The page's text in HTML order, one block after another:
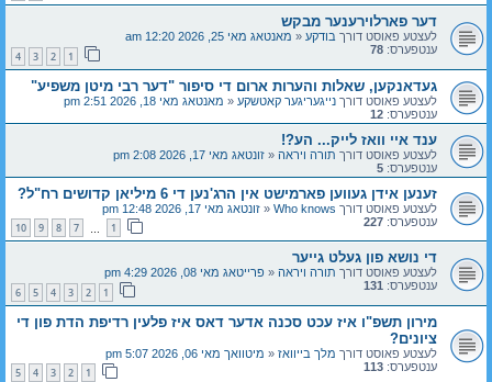
דער פארלוירענער מבקש
לעצטע פאוסט דורך בודקע « מאנטאג מאי 25, 2026 12:20 am
ענטפערס: 78
1
2
3
4
געדאנקען, שאלות והערות ארום די סיפור "דער רבי מיטן משפיע"
לעצטע פאוסט דורך נייגעריגער קאטשקע « מאנטאג מאי 18, 2026 2:51 pm
ענטפערס: 12
ענד איי וואז לייק... הע?!
לעצטע פאוסט דורך תורה ויראה « זונטאג מאי 17, 2026 2:08 pm
ענטפערס: 5
זענען אידן געווען פארמישט אין הרג'נען די 6 מיליאן קדושים רח"ל?
לעצטע פאוסט דורך Who knows
« זונטאג מאי 17, 2026 12:48 pm
ענטפערס: 227
1
7
8
9
10
די נושא פון געלט גייער
לעצטע פאוסט דורך תורה ויראה « פרייטאג מאי 08, 2026 4:29 pm
ענטפערס: 131
1
2
3
4
5
6
מירון תשפ"ו איז עכט סכנה אדער דאס איז פלעין רדיפת הדת פון די
ציונים?
לעצטע פאוסט דורך מלך בייוואז « מיטוואך מאי 06, 2026 5:07 pm
ענטפערס: 113
1
2
3
4
5